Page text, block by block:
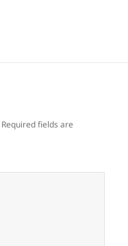
Required fields are